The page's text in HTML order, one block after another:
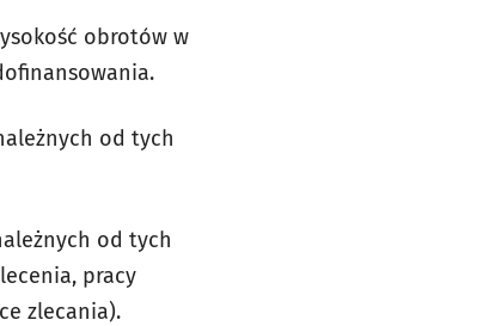
obrotów w
od tych
od tych
pracy
zlecania).